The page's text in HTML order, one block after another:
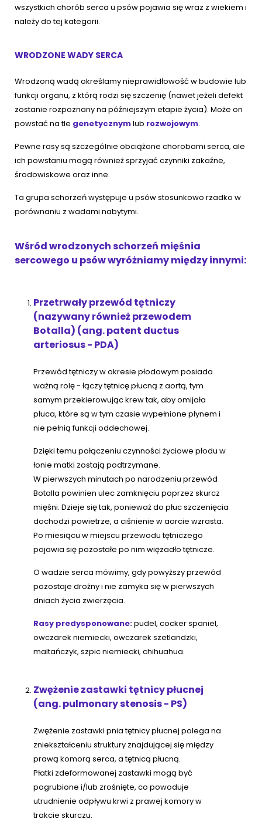
wszystkich chorób serca u psów pojawia się wraz z wiekiem i
należy do tej kategorii.
WRODZONE WADY SERCA
Wrodzoną wadą określamy nieprawidłowość w budowie lub
funkcji organu, z którą rodzi się szczenię (nawet jeżeli defekt
zostanie rozpoznany na późniejszym etapie życia). Może on
powstać na tle genetycznymlub rozwojowym.
Pewne rasy są szczególnie obciążone chorobami serca, ale
ich powstaniu mogą również sprzyjać czynniki zakaźne,
środowiskowe oraz inne.
Ta grupa schorzeń występuje u psów stosunkowo rzadko w
porównaniu z wadami nabytymi.
Wśród wrodzonych schorzeń mięśnia
sercowego u psów wyróżniamy między innymi:
Przetrwały przewód tętniczy
(nazywany również przewodem
Botalla) (ang. patent ductus
arteriosus - PDA)
Przewód tętniczy w okresie płodowym posiada
ważną rolę - łączy tętnicę płucną z aortą, tym
samym przekierowując krew tak, aby omijała
płuca, które są w tym czasie wypełnione płynem i
nie pełnią funkcji oddechowej.
Dzięki temu połączeniu czynności życiowe płodu w
łonie matki zostają podtrzymane.
W pierwszych minutach po narodzeniu przewód
Botalla powinien ulec zamknięciu poprzez skurcz
mięśni. Dzieje się tak, ponieważ do płuc szczenięcia
dochodzi powietrze, a ciśnienie w aorcie wzrasta.
Po miesiącu w miejscu przewodu tętniczego
pojawia się pozostałe po nim więzadło tętnicze.
O wadzie serca mówimy, gdy powyższy przewód
pozostaje drożny i nie zamyka się w pierwszych
dniach życia zwierzęcia.
Rasy predysponowane:pudel, cocker spaniel,
owczarek niemiecki, owczarek szetlandzki,
maltańczyk, szpic niemiecki, chihuahua.
Zwężenie zastawki tętnicy płucnej
(ang. pulmonary stenosis - PS)
Zwężenie zastawki pnia tętnicy płucnej polega na
zniekształceniu struktury znajdującej się między
prawą komorą serca, a tętnicą płucną.
Płatki zdeformowanej zastawki mogą być
pogrubione i/lub zrośnięte, co powoduje
utrudnienie odpływu krwi z prawej komory w
trakcie skurczu.